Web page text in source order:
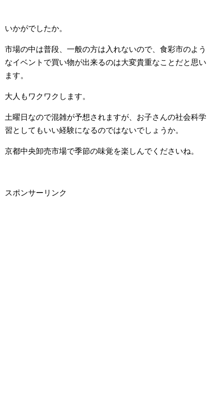
いかがでしたか。
市場の中は普段、一般の方は入れないので、食彩市のよう
なイベントで買い物が出来るのは大変貴重なことだと思い
ます。
大人もワクワクします。
土曜日なので混雑が予想されますが、お子さんの社会科学
習としてもいい経験になるのではないでしょうか。
京都中央卸売市場で季節の味覚を楽しんでくださいね。
スポンサーリンク